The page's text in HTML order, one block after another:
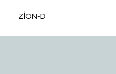
ZİON-D